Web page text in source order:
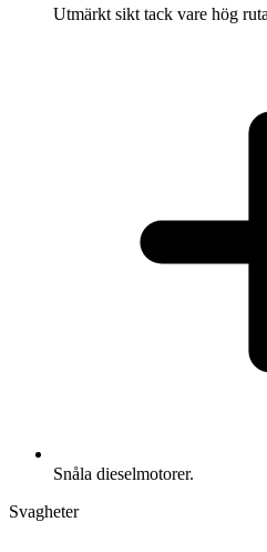
Utmärkt sikt tack vare hög
Snåla dieselmotorer.
Svagheter